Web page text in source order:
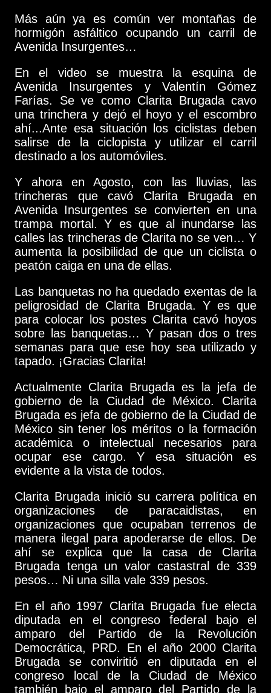
Más aún ya es común ver montañas de
hormigón asfáltico ocupando un carril de
Avenida Insurgentes…
En el video se muestra la esquina de
Avenida Insurgentes y Valentín Gómez
Farías. Se ve como Clarita Brugada cavo
una trinchera y dejó el hoyo y el escombro
ahí...Ante esa situación los ciclistas deben
salirse de la ciclopista y utilizar el carril
destinado a los automóviles.
Y ahora en Agosto, con las lluvias, las
trincheras que cavó Clarita Brugada en
Avenida Insurgentes se convierten en una
trampa mortal. Y es que al inundarse las
calles las trincheras de Clarita no se ven… Y
aumenta la posibilidad de que un ciclista o
peatón caiga en una de ellas.
Las banquetas no ha quedado exentas de la
peligrosidad de Clarita Brugada. Y es que
para colocar los postes Clarita cavó hoyos
sobre las banquetas… Y pasan dos o tres
semanas para que ese hoy sea utilizado y
tapado. ¡Gracias Clarita!
Actualmente Clarita Brugada es la jefa de
gobierno de la Ciudad de México. Clarita
Brugada es jefa de gobierno de la Ciudad de
México sin tener los méritos o la formación
académica o intelectual necesarios para
ocupar ese cargo. Y esa situación es
evidente a la vista de todos.
Clarita Brugada inició su carrera política en
organizaciones de paracaidistas, en
organizaciones que ocupaban terrenos de
manera ilegal para apoderarse de ellos. De
ahí se explica que la casa de Clarita
Brugada tenga un valor castastral de 339
pesos… Ni una silla vale 339 pesos.
En el año 1997 Clarita Brugada fue electa
diputada en el congreso federal bajo el
amparo del Partido de la Revolución
Democrática, PRD. En el año 2000 Clarita
Brugada se conviritió en diputada en el
congreso local de la Ciudad de México
también bajo el amparo del Partido de la